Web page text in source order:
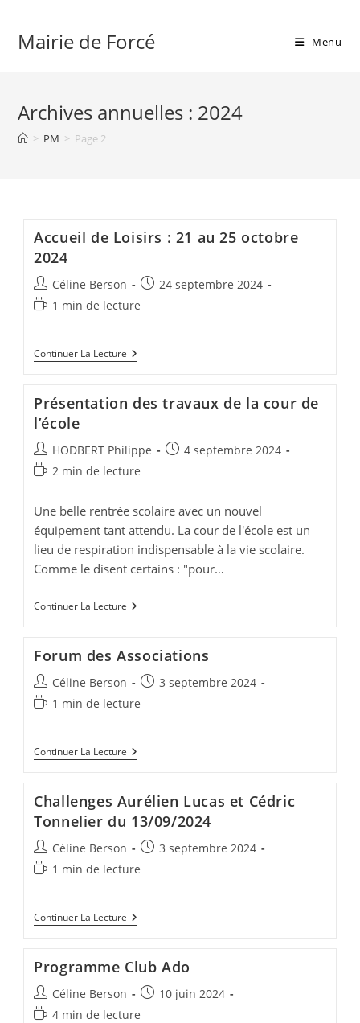
contentMairie de Forcé Menu
Archives annuelles : 2024
> PM > Page 2
Accueil de Loisirs : 21 au 25 octobre
2024
Auteur/autrice
de
Céline Berson
Publication
24 septembre 2024
Temps1 min de lecture
Continuer La Lecture Accueil
De
21
Octobre
2024
Présentation des travaux de la cour de
l’école
Auteur/autrice
de
HODBERT Philippe
Publication
4 septembre 2024
Temps
lecture :
2 min de lecture
Une belle rentrée scolaire avec un nouvel
équipement tant attendu. La cour de l'école est un
lieu de respiration indispensable à la vie scolaire.
Comme le disent certains : "pour…
Continuer La Lecture Présentation
Des
La
Cour
De
Forum des Associations
Auteur/autrice
de
Céline Berson
Publication
3 septembre 2024
Temps1 min de lecture
Continuer La Lecture Forum
Des
Challenges Aurélien Lucas et Cédric
Tonnelier du 13/09/2024
Auteur/autrice
de
Céline Berson
Publication
3 septembre 2024
Temps1 min de lecture
Continuer La Lecture Challenges
Aurélien
Cédric
Tonnelier
Du
Programme Club Ado
Auteur/autrice
de
Céline Berson
Publication
10 juin 2024
Temps4 min de lecture